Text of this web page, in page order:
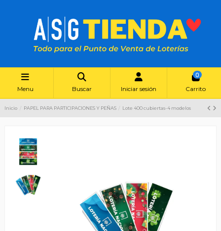
Menu Buscar Iniciar sesión
0
Carrito
Inicio PAPEL PARA PARTICIPACIONES Y PEÑAS Lote 400 cubiertas-4 modelos